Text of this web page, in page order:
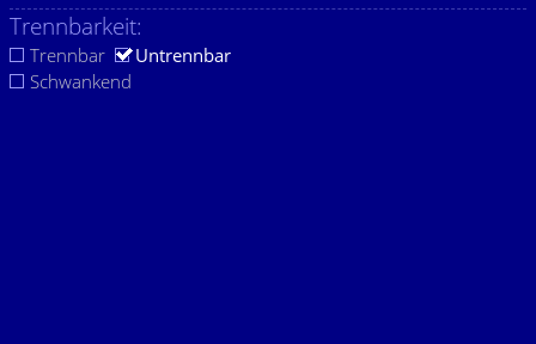
Trennbarkeit:
Trennbar
Untrennbar
Schwankend